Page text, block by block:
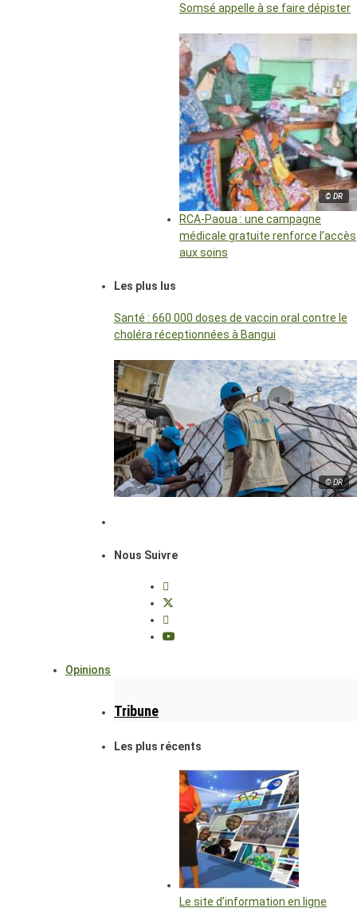
Somsé appelle à se faire dépister
© DR
RCA-Paoua : une campagne
médicale gratuite renforce l’accès
aux soins
Les plus lus
Santé : 660 000 doses de vaccin oral contre le
choléra réceptionnées à Bangui
© DR
Nous Suivre
Opinions
Tribune
Les plus récents
Le site d’information en ligne